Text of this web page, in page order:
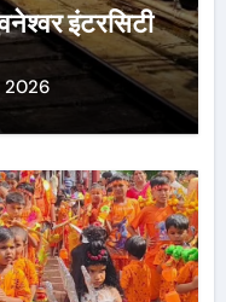
इंटरसिटी
2026